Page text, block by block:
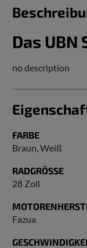
Das
no description
FARBE
Braun, Weiß
RADGRÖSSE
28 Zoll
Fazua